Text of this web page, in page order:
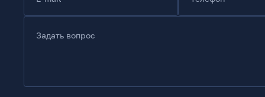
Задать вопрос